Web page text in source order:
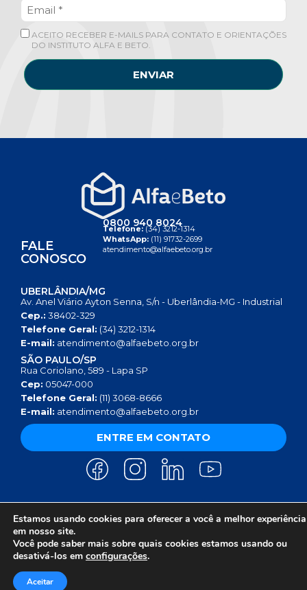
ACEITO RECEBER E-MAILS PARA CONTATO E ORIENTAÇÕES
DO INSTITUTO ALFA E BETO.
ENVIAR
FALE
CONOSCO
0800 940 8024
Telefone:(34) 3212-1314
WhatsApp: (11) 91732-2699
atendimento@alfaebeto.org.br
UBERLÂNDIA/MG
Av. Anel Viário Ayton Senna, S/n - Uberlândia-MG - Industrial
Cep.: 38402-329
Telefone Geral: (34) 3212-1314
E-mail: atendimento@alfaebeto.org.br
SÃO PAULO/SP
Rua Coriolano, 589 - Lapa SP
Cep: 05047-000
Telefone Geral: (11) 3068-8666
E-mail: atendimento@alfaebeto.org.br
ENTRE EM CONTATO
AVISO DE PRIVACIDADE POLÍTICA DE PRIVACIDADE
AVISO SOBRE COOKIES
COPYRIGHT 2025 © INSTITUTO ALFA E BETO - 08.458.084/0001-13
Estamos usando cookies para oferecer a você a melhor experiência
em nosso site.
Você pode saber mais sobre quais cookies estamos usando ou
desativá-los em configurações.
Aceitar